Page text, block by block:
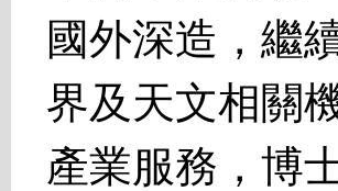
國外深造，繼
界及天文相關
產業服務，博